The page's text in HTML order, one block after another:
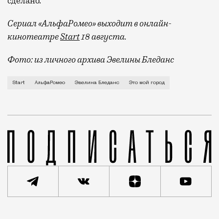
Сериал «АльфаРомео» выходит в онлайн-
кинотеатреStart18 августа.
Фото: из личного архива Эвелины Бледанс
О переезде в Москву, о москвичах, которые едят
Start АльфаРомео Эвелина Бледанс Это мой город